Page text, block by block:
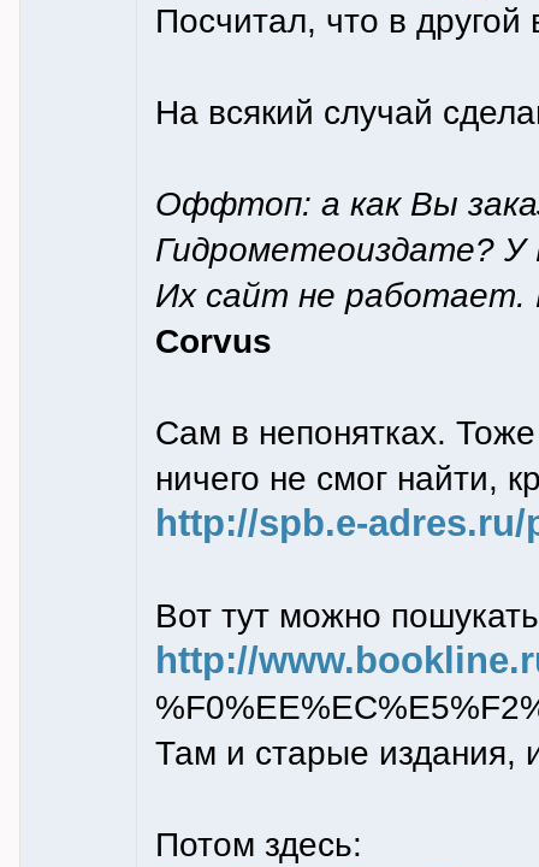
Посчитал, что в другой
На всякий случай
Оффтоп: а как Вы
Гидрометеоиздате? У
Их сайт не работает.
Corvus
Сам в непонятках.
ничего не смог найти,
http://spb.e-
Вот тут можно
http://
Там и старые издания,
Потом здесь: